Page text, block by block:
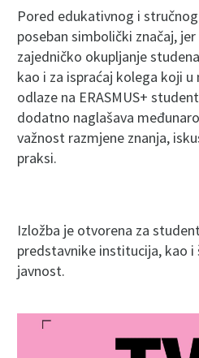
Pored edukativnog i
poseban simbolički značaj,
zajedničko okupljanje
kao i za ispraćaj kolega koji
odlaze na ERASMUS+
dodatno naglašava
važnost razmjene znanja,
praksi.
Izložba je otvorena za
predstavnike institucija, kao i
javnost.